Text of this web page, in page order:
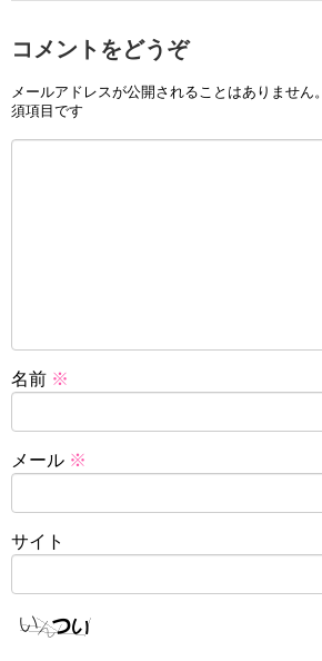
コメントをどうぞ
メールアドレスが公開されることはありません。
須項目です
名前 ※
メール ※
サイト